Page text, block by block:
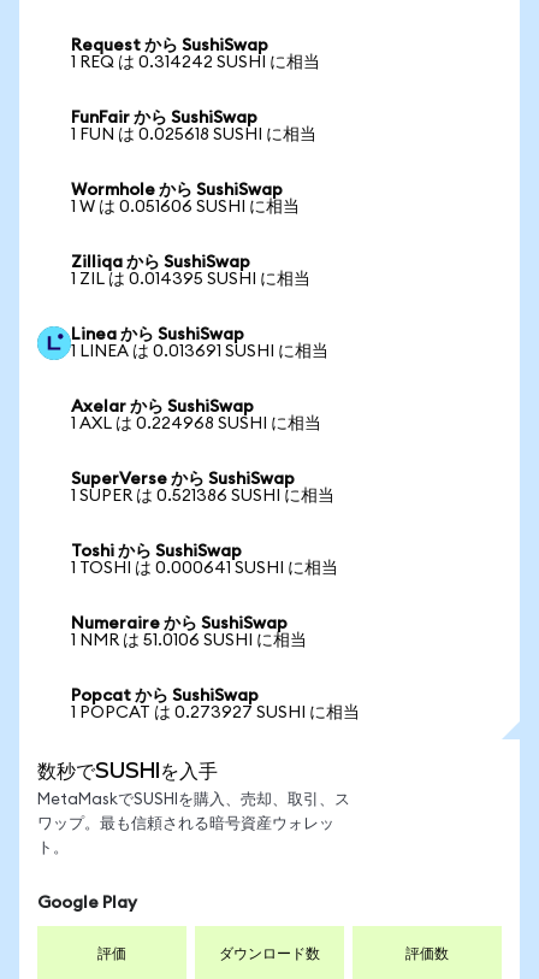
Request から SushiSwap
1 REQ は 0.314242 SUSHI に相当
FunFair から SushiSwap
1 FUN は 0.025618 SUSHI に相当
Wormhole から SushiSwap
1 W は 0.051606 SUSHI に相当
Zilliqa から SushiSwap
1 ZIL は 0.014395 SUSHI に相当
Linea から SushiSwap
1 LINEA は 0.013691 SUSHI に相当
Axelar から SushiSwap
1 AXL は 0.224968 SUSHI に相当
SuperVerse から SushiSwap
1 SUPER は 0.521386 SUSHI に相当
Toshi から SushiSwap
1 TOSHI は 0.000641 SUSHI に相当
Numeraire から SushiSwap
1 NMR は 51.0106 SUSHI に相当
Popcat から SushiSwap
1 POPCAT は 0.273927 SUSHI に相当
数秒でSUSHIを入手
MetaMaskでSUSHIを購入、売却、取引、ス
ワップ。最も信頼される暗号資産ウォレッ
ト。
Google Play
評価 ダウンロード数 評価数